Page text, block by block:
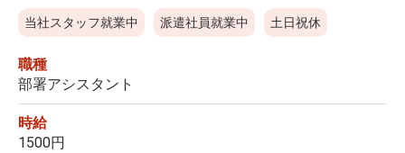
当社スタッフ就業中 派遣社員就業中 土日祝休
職種
部署アシスタント
時給
1500円